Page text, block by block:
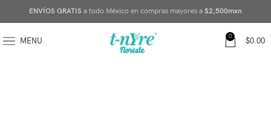
ENVÍOS GRATIS a todo México en compras mayores a $2,500mxn
MENU 0 $0.00